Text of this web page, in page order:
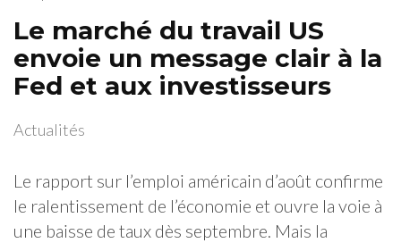
Le marché du travail US
envoie un message clair à la
Fed et aux investisseurs
Actualités
Le rapport sur l’emploi américain d’août confirme
le ralentissement de l’économie et ouvre la voie à
une baisse de taux dès septembre. Mais la